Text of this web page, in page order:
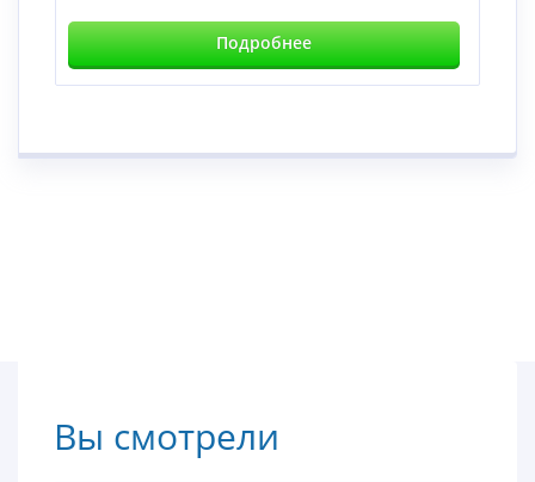
Подробнее
Вы смотрели